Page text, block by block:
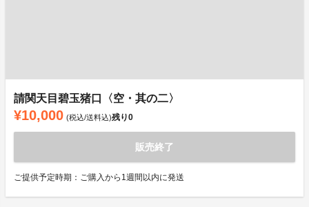
請関天目碧玉猪口〈空・其の二〉
¥10,000 (税込/送料込)残り0
販売終了
ご提供予定時期：ご購入から1週間以内に発送